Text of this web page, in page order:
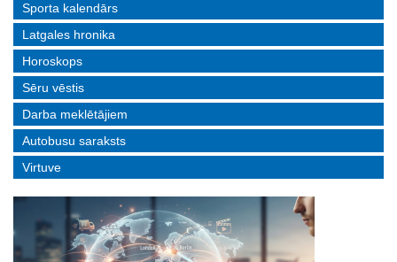
Sporta kalendārs
Latgales hronika
Horoskops
Sēru vēstis
Darba meklētājiem
Autobusu saraksts
Virtuve